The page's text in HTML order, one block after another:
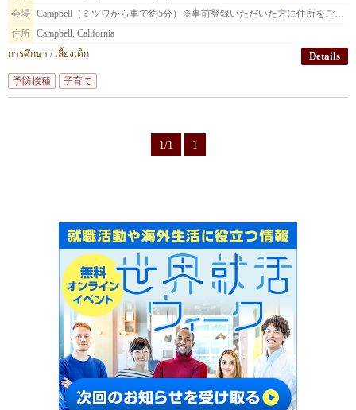
会場
Campbell（ミツワから車で約5分）※事前登録いただいた方に住所をご案内します
住所 Campbell, California
การศึกษา / เลี้ยงเด็ก
Details
予防接種 子育て
1/1 1